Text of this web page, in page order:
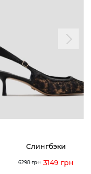
Слингбэки
6298 грн 3149 грн